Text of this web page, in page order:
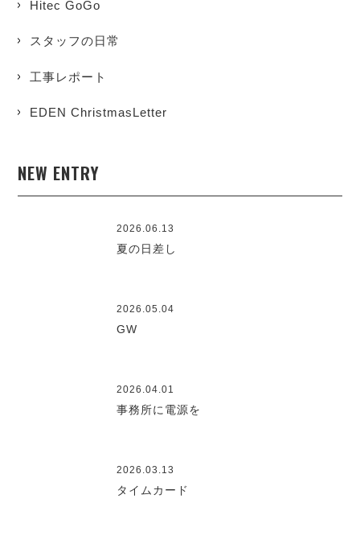
Hitec GoGo
スタッフの日常
工事レポート
EDEN ChristmasLetter
NEW ENTRY
2026.06.13
夏の日差し
2026.05.04
GW
2026.04.01
事務所に電源を
2026.03.13
タイムカード